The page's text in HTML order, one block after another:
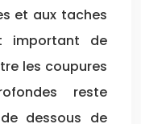
et aux taches
important de
les coupures
reste
de dessous de